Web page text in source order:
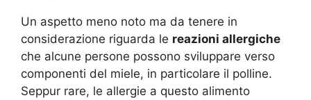
Un aspetto meno noto ma da tenere in
considerazione riguarda le reazioni allergiche
che alcune persone possono sviluppare verso
componenti del miele, in particolare il polline.
Seppur rare, le allergie a questo alimento